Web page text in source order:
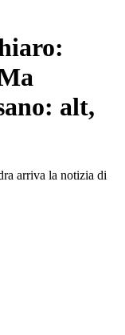
alt,
arriva la notizia di